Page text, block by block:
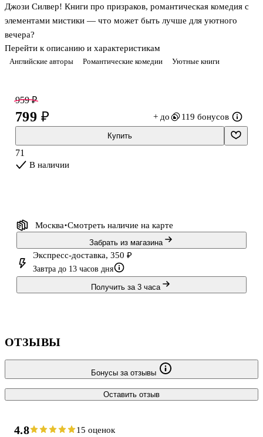
Английские авторы Романтические комедии Уютные книги
Джози Силвер! Книги про призраков, романтическая комедия с
элементами мистики — что может быть лучше для уютного
вечера?
Призраки? Ничего особенного. Чувства — вот что
процветающем семейном бизнесе!
Мелоди Биттерсвит бы поспорила. Её дар — видеть призраков —
причина скорее головной боли, чем гордости. И если в семейном
бюро с духами общаются, мечта Мелоди — от них избавляться.
Перейти к описанию и характеристикам
959 ₽
799 ₽ + до 119 бонусов
Купить
71
В наличии
Москва Смотреть наличие на карте
Забрать из магазина
Экспресс-доставка, 350 ₽
Завтра до 13 часов дня
Получить за 3 часа
ОТЗЫВЫ
Бонусы за отзывы
Оставить отзыв
4.8
15 оценок